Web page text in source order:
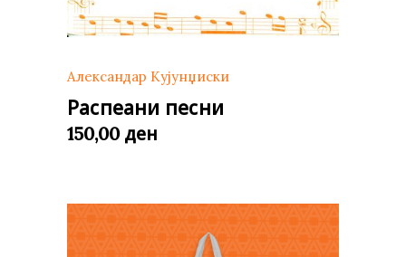
Александар Кујунџиски
Распеани песни
150,00 ден